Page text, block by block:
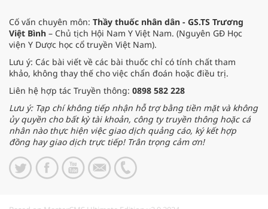
Cố vấn chuyên môn: Thầy thuốc nhân dân - GS.TS Trương
Việt Bình – Chủ tịch Hội Nam Y Việt Nam. (Nguyên GĐ Học
viện Y Dược học cổ truyền Việt Nam).
Lưu ý: Các bài viết về các bài thuốc chỉ có tính chất tham
khảo, không thay thế cho việc chẩn đoán hoặc điều trị.
Liên hệ hợp tác Truyền thông: 0898 582 228
Lưu ý: Tạp chí không tiếp nhận hỗ trợ bằng tiền mặt và không
ủy quyền cho bất kỳ tài khoản, công ty truyền thông hoặc cá
nhân nào thực hiện việc giao dịch quảng cáo, ký kết hợp
đồng hay giao dịch trực tiếp! Trân trọng cảm ơn!